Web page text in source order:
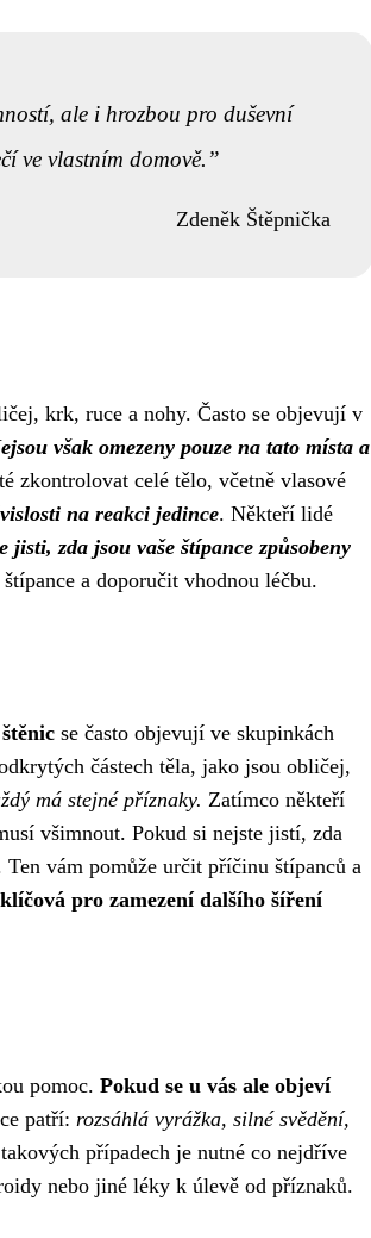
ale i hrozbou pro duševní
ve vlastním domově.
Zdeněk Štěpnička
krk, ruce a nohy. Často se objevují v
však omezeny pouze na tato místa a
zkontrolovat celé tělo, včetně vlasové
na reakci jedince. Někteří lidé
jisti, zda jsou vaše štípance způsobeny
a doporučit vhodnou léčbu.
se často objevují ve skupinkách
částech těla, jako jsou obličej,
má stejné příznaky. Zatímco někteří
všimnout. Pokud si nejste jistí, zda
vám pomůže určit příčinu štípanců a
pro zamezení dalšího šíření
pomoc. Pokud se u vás ale objeví
patří: rozsáhlá vyrážka, silné svědění,
případech je nutné co nejdříve
nebo jiné léky k úlevě od příznaků.